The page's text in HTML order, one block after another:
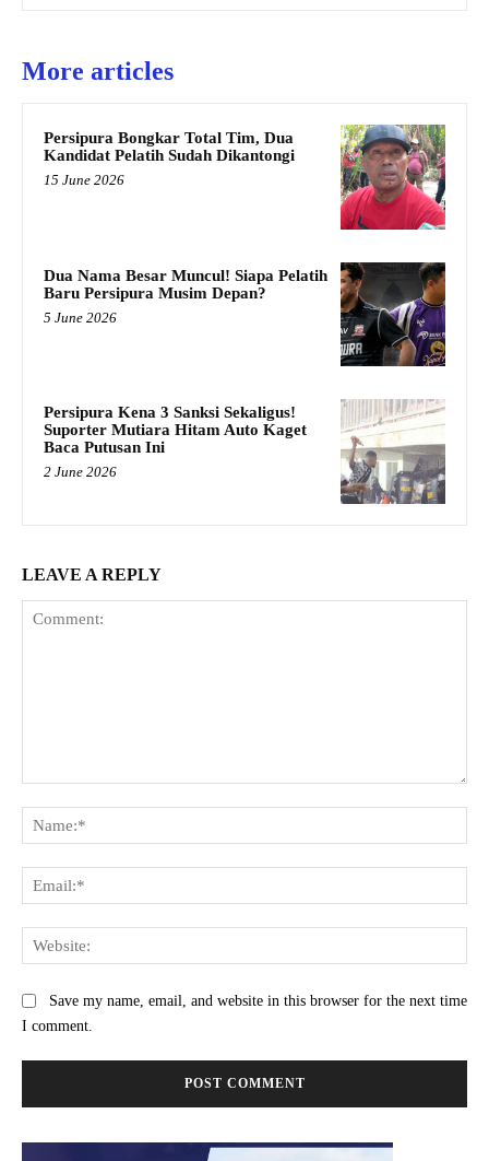
More articles
Persipura Bongkar Total Tim, Dua
Kandidat Pelatih Sudah Dikantongi
15 June 2026
Dua Nama Besar Muncul! Siapa Pelatih
Baru Persipura Musim Depan?
5 June 2026
Persipura Kena 3 Sanksi Sekaligus!
Suporter Mutiara Hitam Auto Kaget
Baca Putusan Ini
2 June 2026
LEAVE A REPLY
Save my name, email, and website in this browser for the next time
I comment.